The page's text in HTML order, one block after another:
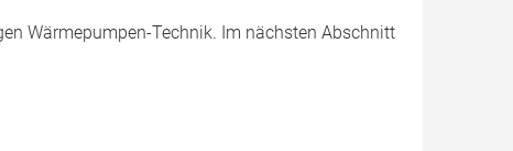
Wärmepumpen-Technik. Im nächsten Abschnitt